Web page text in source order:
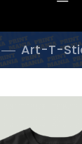
Art-T-